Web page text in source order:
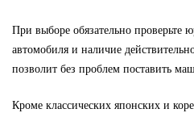
При выборе обязательно проверьте
автомобиля и наличие
позволит без проблем поставить
Кроме классических японских и